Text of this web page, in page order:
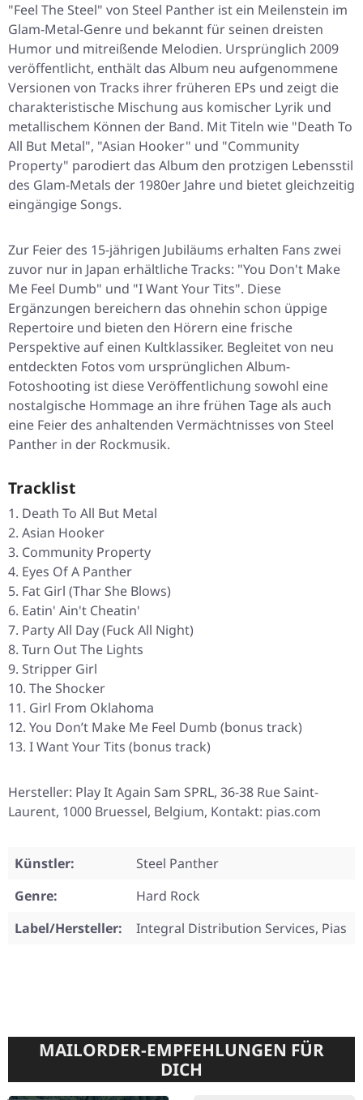
"Feel The Steel" von Steel Panther ist ein Meilenstein im
Glam-Metal-Genre und bekannt für seinen dreisten
Humor und mitreißende Melodien. Ursprünglich 2009
veröffentlicht, enthält das Album neu aufgenommene
Versionen von Tracks ihrer früheren EPs und zeigt die
charakteristische Mischung aus komischer Lyrik und
metallischem Können der Band. Mit Titeln wie "Death To
All But Metal", "Asian Hooker" und "Community
Property" parodiert das Album den protzigen Lebensstil
des Glam-Metals der 1980er Jahre und bietet gleichzeitig
eingängige Songs.
Zur Feier des 15-jährigen Jubiläums erhalten Fans zwei
zuvor nur in Japan erhältliche Tracks: "You Don't Make
Me Feel Dumb" und "I Want Your Tits". Diese
Ergänzungen bereichern das ohnehin schon üppige
Repertoire und bieten den Hörern eine frische
Perspektive auf einen Kultklassiker. Begleitet von neu
entdeckten Fotos vom ursprünglichen Album-
Fotoshooting ist diese Veröffentlichung sowohl eine
nostalgische Hommage an ihre frühen Tage als auch
eine Feier des anhaltenden Vermächtnisses von Steel
Panther in der Rockmusik.
Tracklist
Death To All But Metal
Asian Hooker
Community Property
Eyes Of A Panther
Fat Girl (Thar She Blows)
Eatin' Ain't Cheatin'
Party All Day (Fuck All Night)
Turn Out The Lights
Stripper Girl
The Shocker
Girl From Oklahoma
You Don’t Make Me Feel Dumb (bonus track)
I Want Your Tits (bonus track)
Hersteller: Play It Again Sam SPRL, 36-38 Rue Saint-
Laurent, 1000 Bruessel, Belgium, Kontakt: pias.com
Künstler:
Steel Panther
Genre:
Hard Rock
Label/Hersteller:
Integral Distribution Services, Pias
MAILORDER-EMPFEHLUNGEN FÜR
DICH